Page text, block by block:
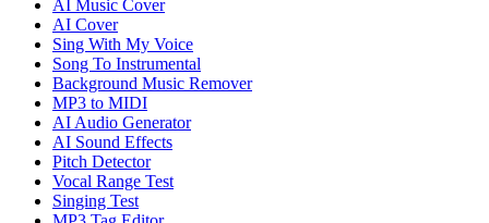
AI Music Cover
AI Cover
Sing With My Voice
Song To Instrumental
Background Music Remover
MP3 to MIDI
AI Audio Generator
AI Sound Effects
Pitch Detector
Vocal Range Test
Singing Test